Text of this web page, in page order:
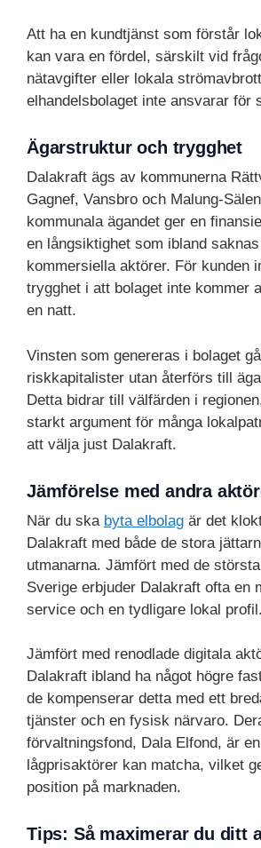
Att ha en kundtjänst som förstår
kan vara en fördel, särskilt vid
nätavgifter eller lokala
elhandelsbolaget inte ansvarar för
Ägarstruktur och trygghet
Dalakraft ägs av kommunerna
Gagnef, Vansbro och Malung-
kommunala ägandet ger en
en långsiktighet som ibland
kommersiella aktörer. För kunden
trygghet i att bolaget inte kommer
en natt.
Vinsten som genereras i bolaget
riskkapitalister utan återförs till
Detta bidrar till välfärden i
starkt argument för många
att välja just Dalakraft.
Jämförelse med andra
När du ska byta elbolag är det
Dalakraft med både de stora
utmanarna. Jämfört med de
Sverige erbjuder Dalakraft ofta en
service och en tydligare lokal profil.
Jämfört med renodlade digitala
Dalakraft ibland ha något högre
de kompenserar detta med ett
tjänster och en fysisk närvaro.
förvaltningsfond, Dala Elfond, är
lågprisaktörer kan matcha, vilket
position på marknaden.
Tips: Så maximerar du ditt